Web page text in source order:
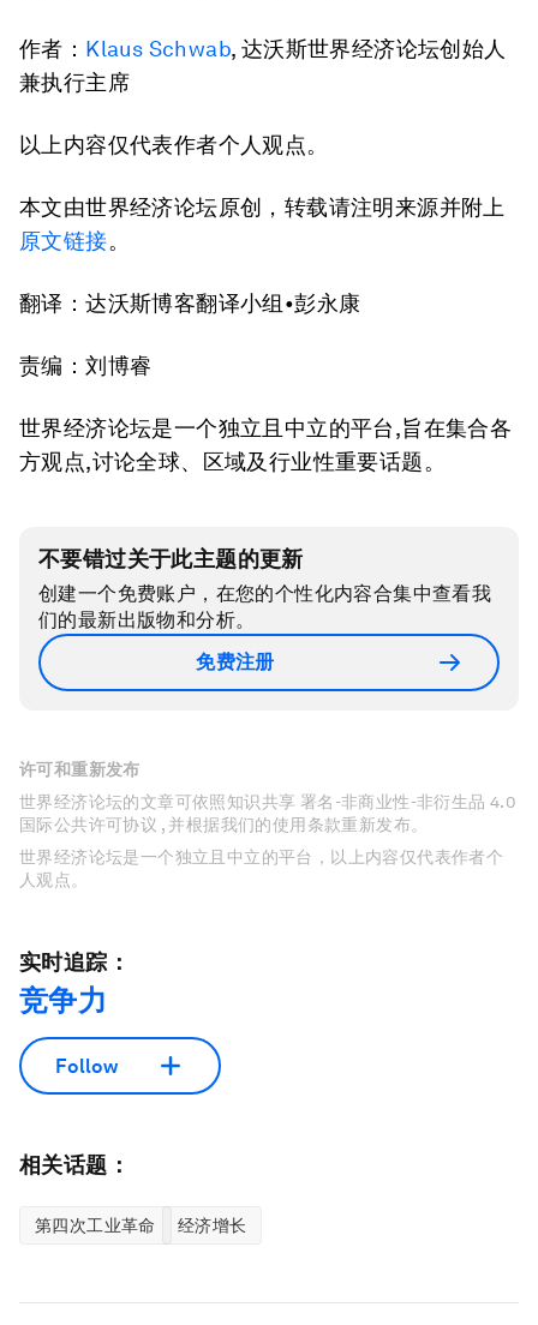
作者： Klaus Schwab, 达沃斯世界经济论坛创始人
兼执行主席
以上内容仅代表作者个人观点。
本文由世界经济论坛原创，转载请注明来源并附上
原文链接。
翻译：达沃斯博客翻译小组•彭永康
责编：刘博睿
世界经济论坛是一个独立且中立的平台,旨在集合各
方观点,讨论全球、区域及行业性重要话题。
不要错过关于此主题的更新
创建一个免费账户，在您的个性化内容合集中查看我
们的最新出版物和分析。
免费注册
许可和重新发布
世界经济论坛的文章可依照知识共享 署名-非商业性-非衍生品 4.0
国际公共许可协议 , 并根据我们的使用条款重新发布。
世界经济论坛是一个独立且中立的平台，以上内容仅代表作者个
人观点。
实时追踪：
竞争力
Follow
相关话题：
第四次工业革命 经济增长